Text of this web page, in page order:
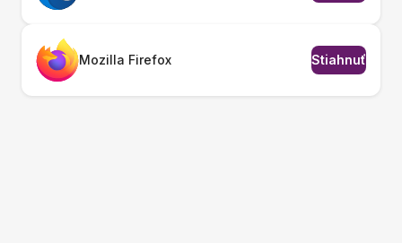
Mozilla Firefox Stiahnuť